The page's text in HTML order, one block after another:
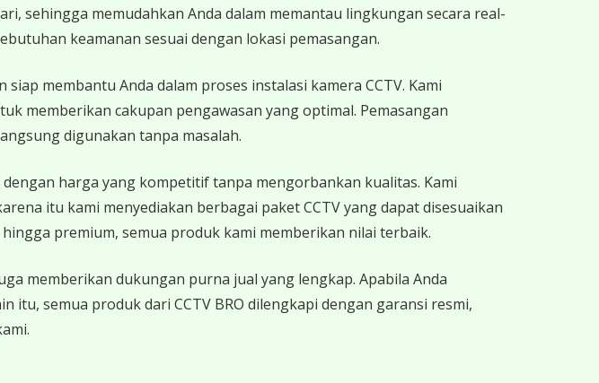
sehingga memudahkan Anda dalam memantau lingkungan secara real-
keamanan sesuai dengan lokasi pemasangan.
membantu Anda dalam proses instalasi kamera CCTV. Kami
memberikan cakupan pengawasan yang optimal. Pemasangan
digunakan tanpa masalah.
harga yang kompetitif tanpa mengorbankan kualitas. Kami
itu kami menyediakan berbagai paket CCTV yang dapat disesuaikan
premium, semua produk kami memberikan nilai terbaik.
memberikan dukungan purna jual yang lengkap. Apabila Anda
itu, semua produk dari CCTV BRO dilengkapi dengan garansi resmi,